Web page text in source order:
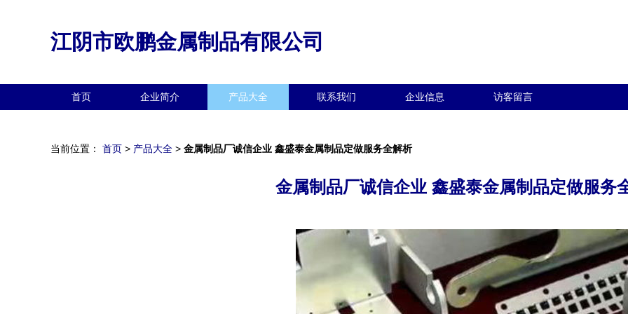
江阴市欧鹏金属制品有限公司
首页 企业简介 产品大全 联系我们 企业信息 访客留言
当前位置： 首页 > 产品大全 > 金属制品厂诚信企业 鑫盛泰金属制品定做服务全解析
金属制品厂诚信企业 鑫盛泰金属制品定做服务